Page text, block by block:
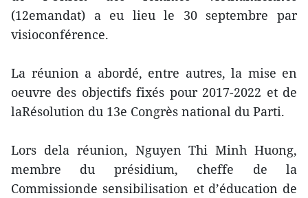
(12emandat) a eu lieu le 30 septembre par
visioconférence.
La réunion a abordé, entre autres, la mise en
oeuvre des objectifs fixés pour 2017-2022 et de
laRésolution du 13e Congrès national du Parti.
Lors dela réunion, Nguyen Thi Minh Huong,
membre du présidium, cheffe de la
Commissionde sensibilisation et d’éducation de